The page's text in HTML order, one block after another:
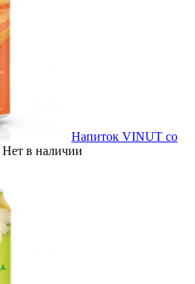
Напиток VINUT со
Нет в наличии